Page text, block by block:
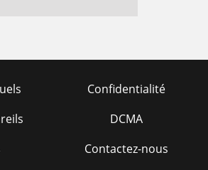
Confidentialité
DCMA
Contactez-nous